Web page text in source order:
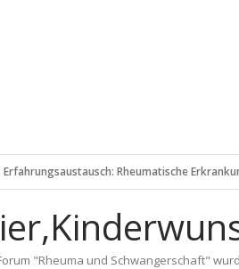
Erfahrungsaustausch: Rheumatische
"Rheuma und Schwangerschaft"